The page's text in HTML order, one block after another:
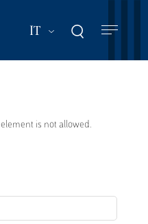
IT Mostra ulteriori
element is not allowed.